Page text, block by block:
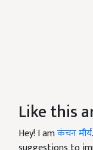
Like this
Hey! I amकंचन मौर्य